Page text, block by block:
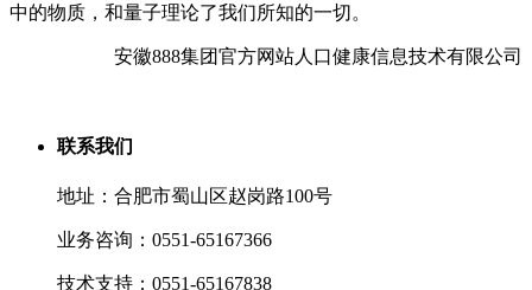
中的物质，和量子理论了我们所知的一切。
安徽888集团官方网站人口健康信息技术有限公司
联系我们
地址：合肥市蜀山区赵岗路100号
业务咨询：0551-65167366
技术支持：0551-65167838